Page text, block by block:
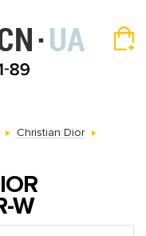
Christian Dior
W